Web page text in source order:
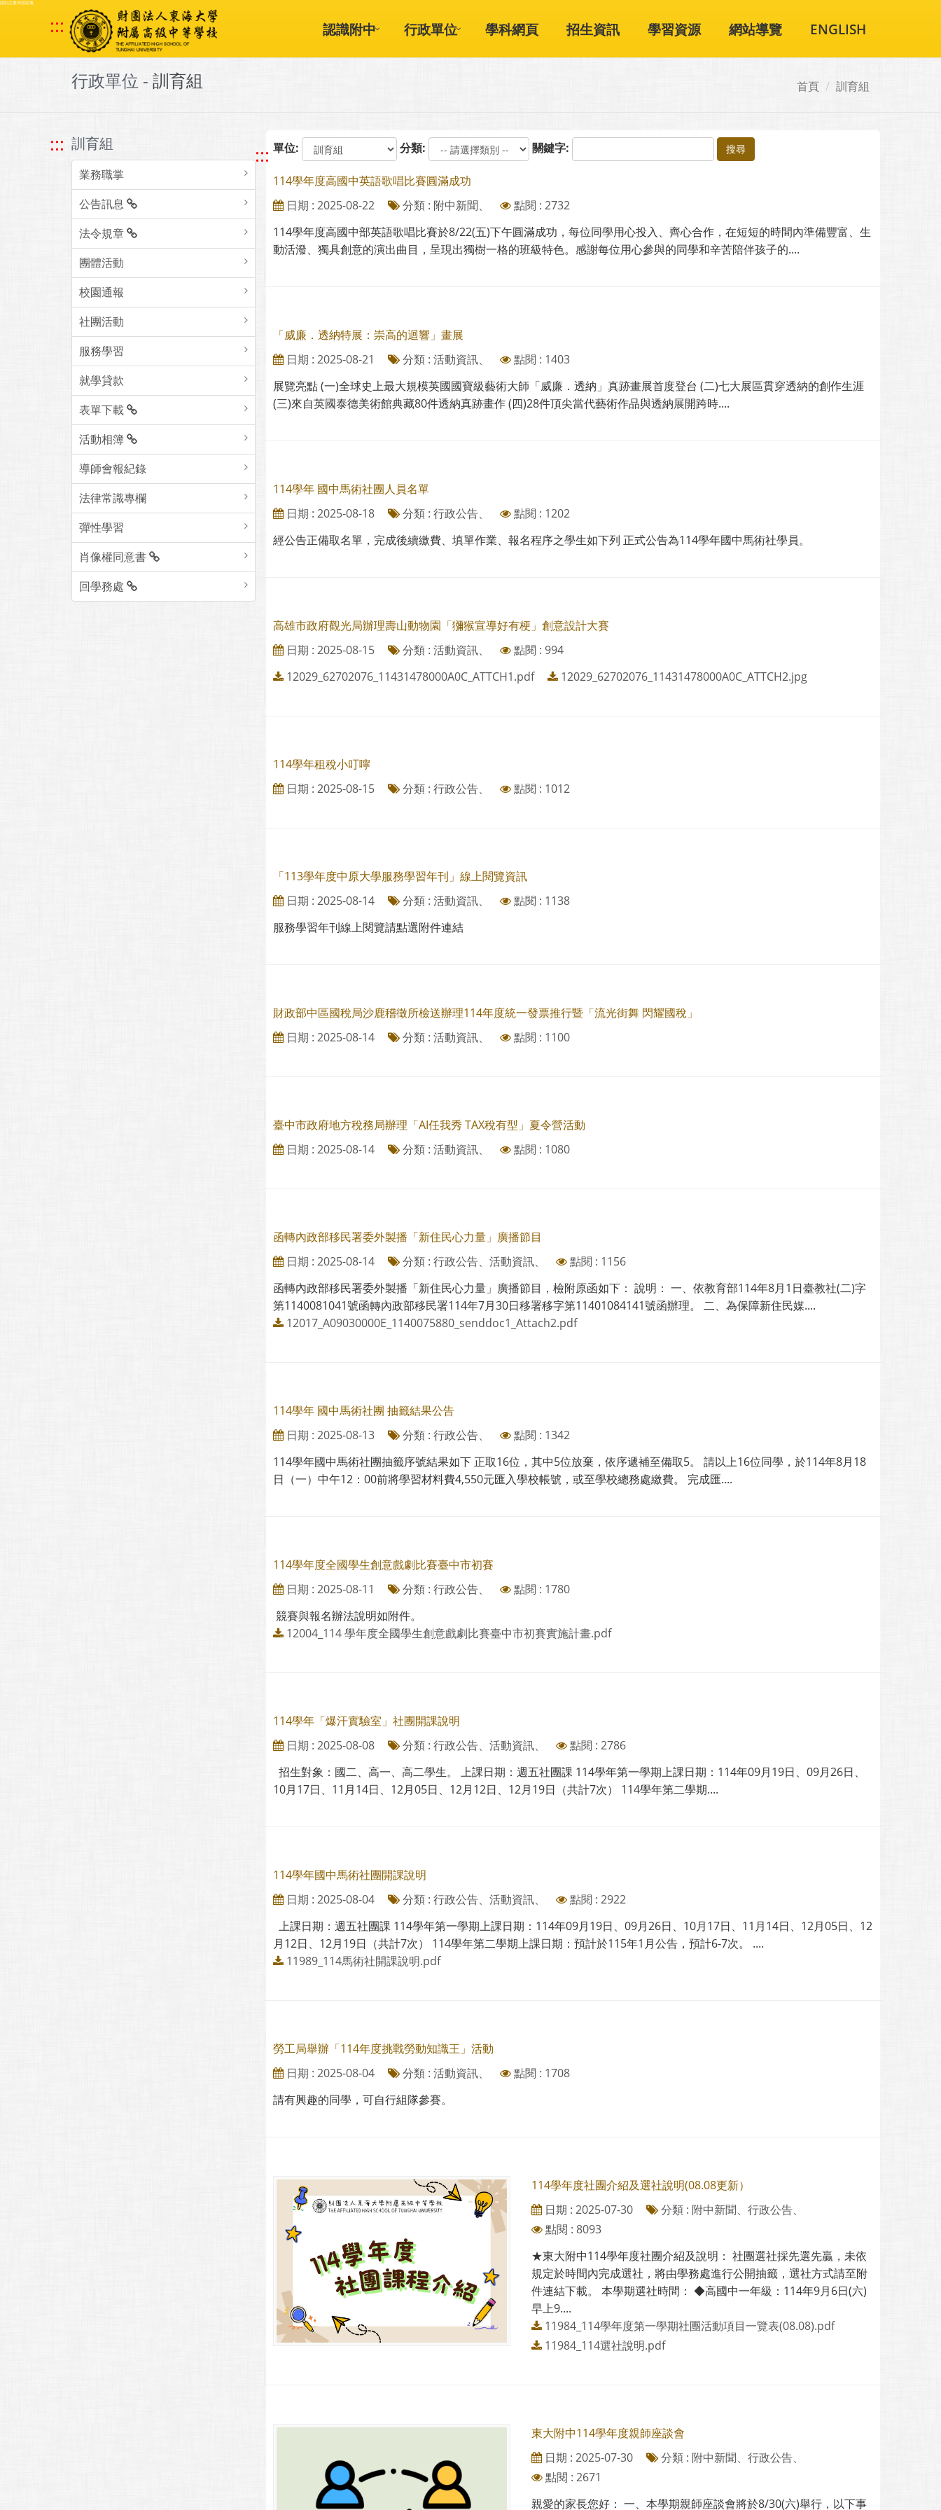
跳到主要內容區塊
::: 認識附中 行政單位 學科網頁 招生資訊 學習資源 網站導覽 ENGLISH
行政單位 - 訓育組 首頁 訓育組
::: 訓育組
業務職掌
公告訊息
法令規章
團體活動
校園通報
社團活動
服務學習
就學貸款
表單下載
活動相簿
導師會報紀錄
法律常識專欄
彈性學習
肖像權同意書
回學務處
::: 單位: 分類: 關鍵字: 搜尋
114學年度高國中英語歌唱比賽圓滿成功
日期 : 2025-08-22
分類 : 附中新聞、
點閱 : 2732
114學年度高國中部英語歌唱比賽於8/22(五)下午圓滿成功，每位同學用心投入、齊心合作，在短短的時間內準備豐富、生
動活潑、獨具創意的演出曲目，呈現出獨樹一格的班級特色。感謝每位用心參與的同學和辛苦陪伴孩子的....
「威廉．透納特展：崇高的迴響」畫展
日期 : 2025-08-21
分類 : 活動資訊、
點閱 : 1403
展覽亮點 (一)全球史上最大規模英國國寶級藝術大師「威廉．透納」真跡畫展首度登台 (二)七大展區貫穿透納的創作生涯
(三)來自英國泰德美術館典藏80件透納真跡畫作 (四)28件頂尖當代藝術作品與透納展開跨時....
114學年 國中馬術社團人員名單
日期 : 2025-08-18
分類 : 行政公告、
點閱 : 1202
經公告正備取名單，完成後續繳費、填單作業、報名程序之學生如下列 正式公告為114學年國中馬術社學員。
高雄市政府觀光局辦理壽山動物園「獼猴宣導好有梗」創意設計大賽
日期 : 2025-08-15
分類 : 活動資訊、
點閱 : 994
12029_62702076_11431478000A0C_ATTCH1.pdf
12029_62702076_11431478000A0C_ATTCH2.jpg
114學年租稅小叮嚀
日期 : 2025-08-15
分類 : 行政公告、 點閱 : 1012
「113學年度中原大學服務學習年刊」線上閱覽資訊
日期 : 2025-08-14
分類 : 活動資訊、
點閱 : 1138
服務學習年刊線上閱覽請點選附件連結
財政部中區國稅局沙鹿稽徵所檢送辦理114年度統一發票推行暨「流光街舞 閃耀國稅」
日期 : 2025-08-14
分類 : 活動資訊、 點閱 : 1100
臺中市政府地方稅務局辦理「AI任我秀 TAX稅有型」夏令營活動
日期 : 2025-08-14
分類 : 活動資訊、 點閱 : 1080
函轉內政部移民署委外製播「新住民心力量」廣播節目
日期 : 2025-08-14
分類 : 行政公告、活動資訊、
點閱 : 1156
函轉內政部移民署委外製播「新住民心力量」廣播節目，檢附原函如下： 說明： 一、依教育部114年8月1日臺教社(二)字
第1140081041號函轉內政部移民署114年7月30日移署移字第11401084141號函辦理。 二、為保障新住民媒....
12017_A09030000E_1140075880_senddoc1_Attach2.pdf
114學年 國中馬術社團 抽籤結果公告
日期 : 2025-08-13
分類 : 行政公告、
點閱 : 1342
114學年國中馬術社團抽籤序號結果如下 正取16位，其中5位放棄，依序遞補至備取5。 請以上16位同學，於114年8月18
日（一）中午12：00前將學習材料費4,550元匯入學校帳號，或至學校總務處繳費。 完成匯....
114學年度全國學生創意戲劇比賽臺中市初賽
日期 : 2025-08-11
分類 : 行政公告、
點閱 : 1780
競賽與報名辦法說明如附件。
12004_114 學年度全國學生創意戲劇比賽臺中市初賽實施計畫.pdf
114學年「爆汗實驗室」社團開課說明
日期 : 2025-08-08
分類 : 行政公告、活動資訊、
點閱 : 2786
招生對象：國二、高一、高二學生。 上課日期：週五社團課 114學年第一學期上課日期：114年09月19日、09月26日、
10月17日、11月14日、12月05日、12月12日、12月19日（共計7次） 114學年第二學期....
114學年國中馬術社團開課說明
日期 : 2025-08-04
分類 : 行政公告、活動資訊、
點閱 : 2922
上課日期：週五社團課 114學年第一學期上課日期：114年09月19日、09月26日、10月17日、11月14日、12月05日、12
月12日、12月19日（共計7次） 114學年第二學期上課日期：預計於115年1月公告，預計6-7次。 ....
11989_114馬術社開課說明.pdf
勞工局舉辦「114年度挑戰勞動知識王」活動
日期 : 2025-08-04
分類 : 活動資訊、
點閱 : 1708
請有興趣的同學，可自行組隊參賽。
114學年度社團介紹及選社說明(08.08更新）
日期 : 2025-07-30
分類 : 附中新聞、行政公告、
點閱 : 8093
★東大附中114學年度社團介紹及說明： 社團選社採先選先贏，未依
規定於時間內完成選社，將由學務處進行公開抽籤，選社方式請至附
件連結下載。 本學期選社時間： ◆高國中一年級：114年9月6日(六)
早上9....
11984_114學年度第一學期社團活動項目一覽表(08.08).pdf
11984_114選社說明.pdf
東大附中114學年度親師座談會
日期 : 2025-07-30
分類 : 附中新聞、行政公告、
點閱 : 2671
親愛的家長您好： 一、本學期親師座談會將於8/30(六)舉行，以下事